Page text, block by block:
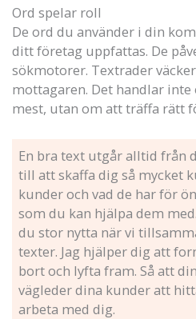
Ord spelar roll
De ord du använder i din
ditt företag uppfattas. De
sökmotorer. Textrader
mottagaren. Det handlar inte
mest, utan om att träffa rätt
En bra text utgår alltid från
till att skaffa dig så mycket
kunder och vad de har för
som du kan hjälpa dem
du stor nytta när vi
texter. Jag hjälper dig att
bort och lyfta fram. Så att
vägleder dina kunder att
arbeta med dig.